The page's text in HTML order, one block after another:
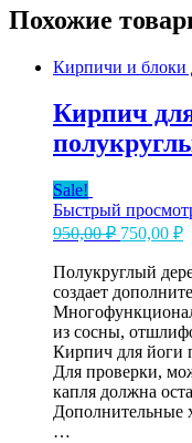
Похожие
Кирпичи и блоки
Кирпич
Sale!
Быстрый
950,00₽
950,00 ₽.
750,00 ₽
Полукруглый
создает
из сосны,
Кирпич для йоги
Для проверки,
капля должна
Дополнительные
…